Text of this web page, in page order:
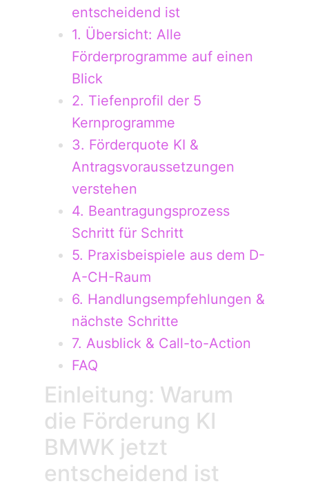
entscheidend ist
1. Übersicht: Alle
Förderprogramme auf einen
Blick
2. Tiefenprofil der 5
Kernprogramme
3. Förderquote KI &
Antragsvoraussetzungen
verstehen
4. Beantragungsprozess
Schritt für Schritt
5. Praxisbeispiele aus dem D-
A-CH-Raum
6. Handlungsempfehlungen &
nächste Schritte
7. Ausblick & Call-to-Action
FAQ
Einleitung: Warum
die Förderung KI
BMWK jetzt
entscheidend ist